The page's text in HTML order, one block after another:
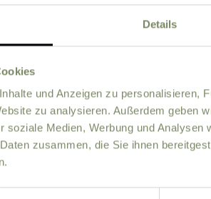
Details
und Anzeigen zu personalisieren,
zu analysieren. Außerdem geben
soziale Medien, Werbung und
zusammen, die Sie ihnen